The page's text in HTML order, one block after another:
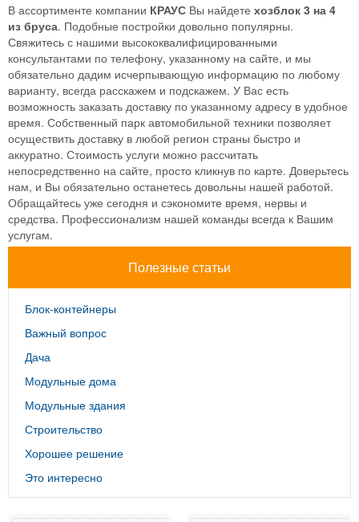
В ассортименте компании КРАУС Вы найдете хозблок 3 на 4
из бруса. Подобные постройки довольно популярны.
Свяжитесь с нашими высококвалифицированными
консультантами по телефону, указанному на сайте, и мы
обязательно дадим исчерпывающую информацию по любому
варианту, всегда расскажем и подскажем. У Вас есть
возможность заказать доставку по указанному адресу в удобное
время. Собственный парк автомобильной техники позволяет
осуществить доставку в любой регион страны быстро и
аккуратно. Стоимость услуги можно рассчитать
непосредственно на сайте, просто кликнув по карте. Доверьтесь
нам, и Вы обязательно останетесь довольны нашей работой.
Обращайтесь уже сегодня и сэкономите время, нервы и
средства. Профессионализм нашей команды всегда к Вашим
услугам.
Полезные статьи
Блок-контейнеры
Важный вопрос
Дача
Модульные дома
Модульные здания
Строительство
Хорошее решение
Это интересно